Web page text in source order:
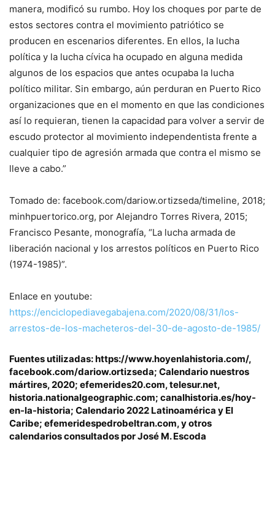
manera, modificó su rumbo. Hoy los choques por parte de
estos sectores contra el movimiento patriótico se
producen en escenarios diferentes. En ellos, la lucha
política y la lucha cívica ha ocupado en alguna medida
algunos de los espacios que antes ocupaba la lucha
político militar. Sin embargo, aún perduran en Puerto Rico
organizaciones que en el momento en que las condiciones
así lo requieran, tienen la capacidad para volver a servir de
escudo protector al movimiento independentista frente a
cualquier tipo de agresión armada que contra el mismo se
lleve a cabo.”
Tomado de: facebook.com/dariow.ortizseda/timeline, 2018;
minhpuertorico.org, por Alejandro Torres Rivera, 2015;
Francisco Pesante, monografía, “La lucha armada de
liberación nacional y los arrestos políticos en Puerto Rico
(1974-1985)”.
Enlace en youtube:
https://enciclopediavegabajena.com/2020/08/31/los-
arrestos-de-los-macheteros-del-30-de-agosto-de-1985/
Fuentes utilizadas: https://www.hoyenlahistoria.com/,
facebook.com/dariow.ortizseda; Calendario nuestros
mártires, 2020; efemerides20.com, telesur.net,
historia.nationalgeographic.com; canalhistoria.es/hoy-
en-la-historia; Calendario 2022 Latinoamérica y El
Caribe; efemeridespedrobeltran.com, y otros
calendarios consultados por José M. Escoda